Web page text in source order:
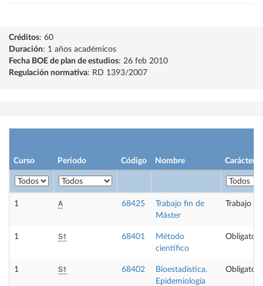
Créditos: 60
Duración: 1 años académicos
Fecha BOE de plan de estudios: 26 feb 2010
Regulación normativa: RD 1393/2007
Curso Periodo Código Nombre Carácter
1 A 68425
Trabajo fin de
Máster
Trabajo
1 S1 68401
Método
científico
1 S1 68402
Bioestadística.
Epidemiología